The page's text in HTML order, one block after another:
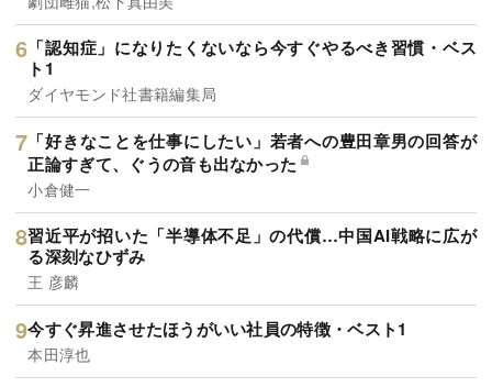
「認知症」になりたくないなら今すぐやるべき習慣・ベス
ト1
ダイヤモンド社書籍編集局
「好きなことを仕事にしたい」若者への豊田章男の回答が
正論すぎて、ぐうの音も出なかった
小倉健一
習近平が招いた「半導体不足」の代償…中国AI戦略に広が
る深刻なひずみ
王 彦麟
今すぐ昇進させたほうがいい社員の特徴・ベスト1
本田淳也